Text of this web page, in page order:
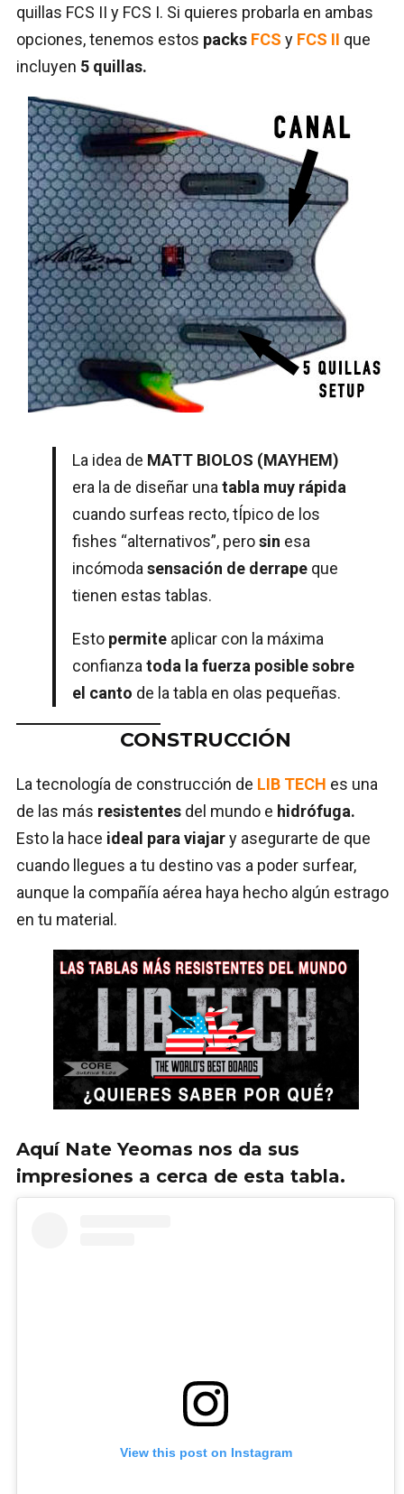
quillas FCS II y FCS I. Si quieres probarla en ambas
opciones, tenemos estos packs FCS y FCS II que
incluyen 5 quillas.
La idea de MATT BIOLOS (MAYHEM)
era la de diseñar unatabla muy rápida
cuando surfeas recto, tÍpico de los
fishes “alternativos”, perosin esa
incómodasensación de derrape que
tienen estas tablas.
Esto permite aplicar con la máxima
confianzatoda la fuerza posible sobre
el canto de la tabla en olas pequeñas.
CONSTRUCCIÓN
La tecnología de construcción de LIB TECH es una
de las más resistentes del mundo e hidrófuga.
Esto la hace ideal para viajary asegurarte de que
cuando llegues a tu destino vas a poder surfear,
aunque la compañía aérea haya hecho algún estrago
en tu material.
Aquí Nate Yeomas nos da sus
impresiones a cerca de esta tabla.
View this post on Instagram